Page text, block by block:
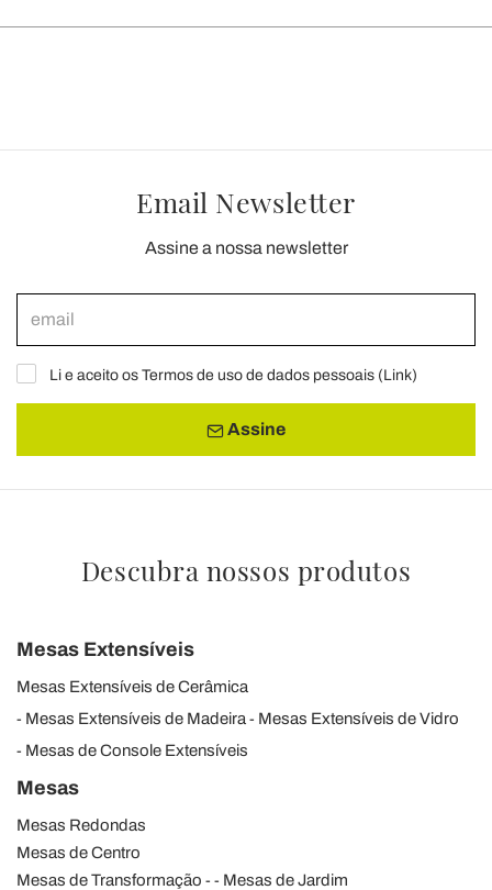
Email Newsletter
Assine a nossa newsletter
Li e aceito os Termos de uso de dados pessoais (Link)
Assine
Descubra nossos produtos
Mesas Extensíveis
Mesas Extensíveis de Cerâmica
Mesas Extensíveis de Madeira
Mesas Extensíveis de Vidro
Mesas de Console Extensíveis
Mesas
Mesas Redondas
Mesas de Centro
Mesas de Transformação
Mesas de Jardim